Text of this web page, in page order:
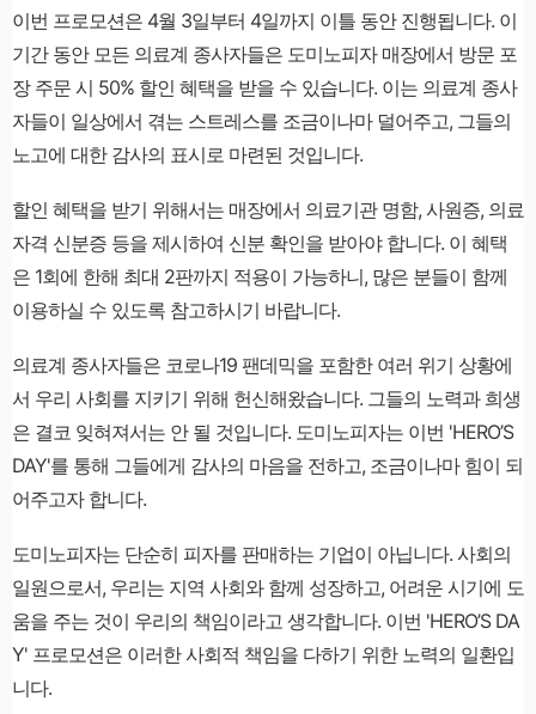
이번 프로모션은 4월 3일부터 4일까지 이틀 동안 진행됩니다. 이
기간 동안 모든 의료계 종사자들은 도미노피자 매장에서 방문 포
장 주문 시 50% 할인 혜택을 받을 수 있습니다. 이는 의료계 종사
자들이 일상에서 겪는 스트레스를 조금이나마 덜어주고, 그들의
노고에 대한 감사의 표시로 마련된 것입니다.
할인 혜택을 받기 위해서는 매장에서 의료기관 명함, 사원증, 의료
자격 신분증 등을 제시하여 신분 확인을 받아야 합니다. 이 혜택
은 1회에 한해 최대 2판까지 적용이 가능하니, 많은 분들이 함께
이용하실 수 있도록 참고하시기 바랍니다.
의료계 종사자들은 코로나19 팬데믹을 포함한 여러 위기 상황에
서 우리 사회를 지키기 위해 헌신해왔습니다. 그들의 노력과 희생
은 결코 잊혀져서는 안 될 것입니다. 도미노피자는 이번 'HERO’S
DAY'를 통해 그들에게 감사의 마음을 전하고, 조금이나마 힘이 되
어주고자 합니다.
도미노피자는 단순히 피자를 판매하는 기업이 아닙니다. 사회의
일원으로서, 우리는 지역 사회와 함께 성장하고, 어려운 시기에 도
움을 주는 것이 우리의 책임이라고 생각합니다. 이번 'HERO’S DA
Y' 프로모션은 이러한 사회적 책임을 다하기 위한 노력의 일환입
니다.